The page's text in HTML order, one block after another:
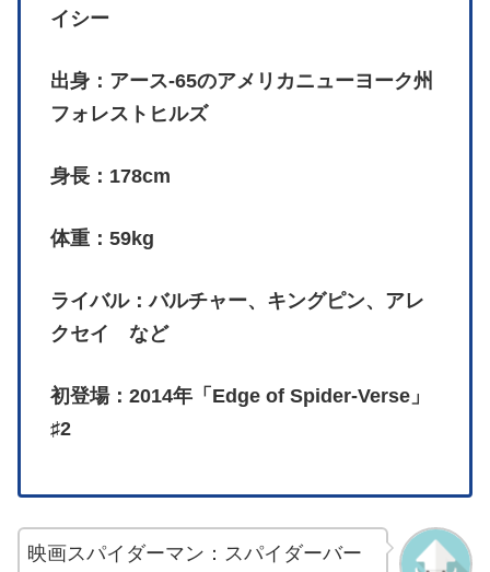
イシー
出身：アース‐65のアメリカニューヨーク州
フォレストヒルズ
身長：178cm
体重：59kg
ライバル：バルチャー、キングピン、アレ
クセイ など
初登場：2014年「Edge of Spider-Verse」
♯2
映画スパイダーマン：スパイダーバー